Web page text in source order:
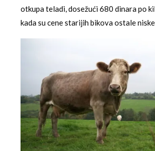
otkupa teladi, dosežući 680 dinara po
kada su cene starijih bikova ostale niske.